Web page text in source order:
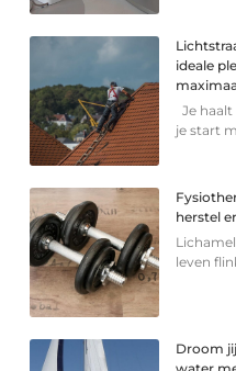
ideale
Je
je start
herstel
leven
Droom